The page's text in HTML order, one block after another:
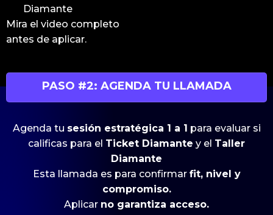
Diamante
Mira el video completo
antes de aplicar.
PASO #2: AGENDA TU LLAMADA
Agenda tu sesión estratégica 1 a 1 para evaluar si
calificas para el Ticket Diamante y el Taller
Diamante
Esta llamada es para confirmar fit, nivel y
compromiso.
Aplicar no garantiza acceso.